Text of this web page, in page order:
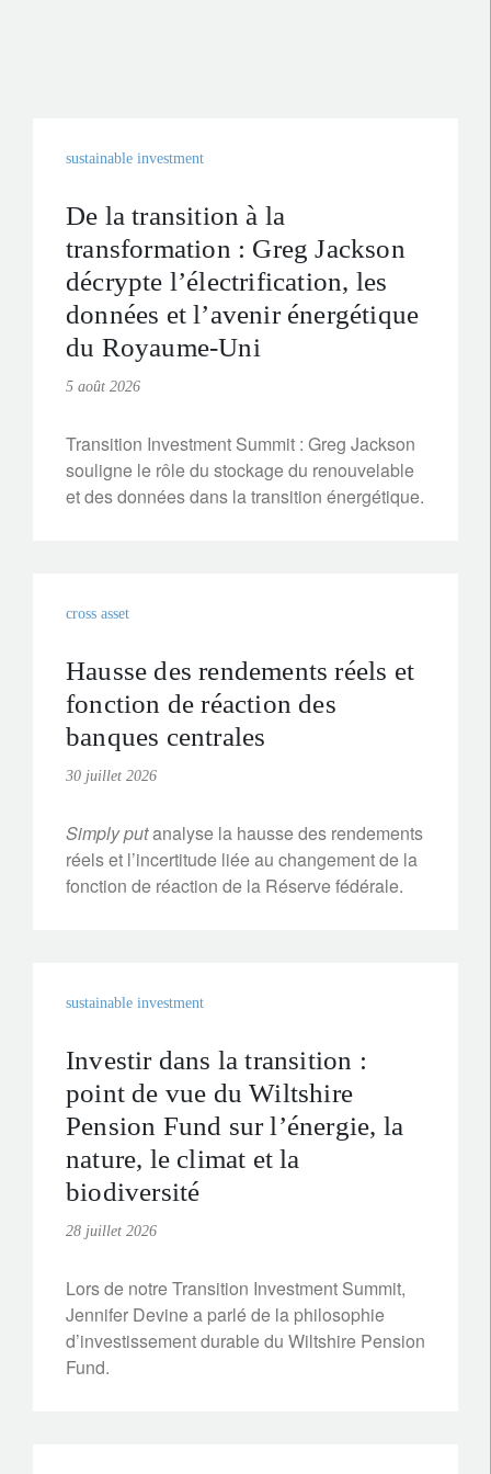
sustainable investment
De la transition à la
transformation : Greg Jackson
décrypte l’électrification, les
données et l’avenir énergétique
du Royaume-Uni
5 août 2026
Transition Investment Summit : Greg Jackson
souligne le rôle du stockage du renouvelable
et des données dans la transition énergétique.
cross asset
Hausse des rendements réels et
fonction de réaction des
banques centrales
30 juillet 2026
Simply putanalyse la hausse des rendements
réels et l’incertitude liée au changement de la
fonction de réaction de la Réserve fédérale.
sustainable investment
Investir dans la transition :
point de vue du Wiltshire
Pension Fund sur l’énergie, la
nature, le climat et la
biodiversité
28 juillet 2026
Lors de notre Transition Investment Summit,
Jennifer Devine a parlé de la philosophie
d’investissement durable du Wiltshire Pension
Fund.